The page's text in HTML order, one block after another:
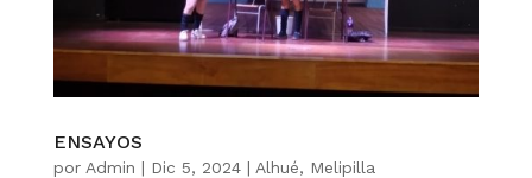
ENSAYOS
por Admin | Dic 5, 2024| Alhué, Melipilla